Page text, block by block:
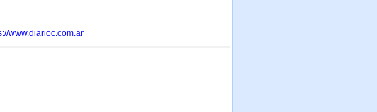
www.diarioc.com.ar